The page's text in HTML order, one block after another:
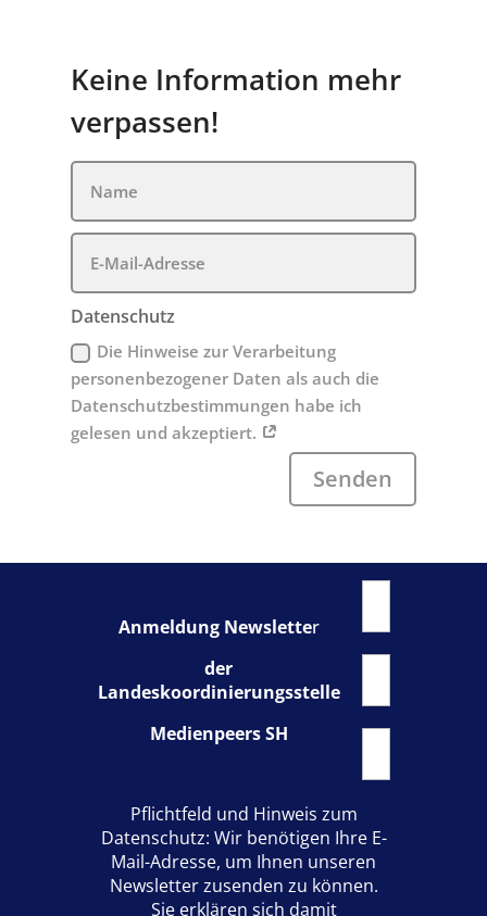
Keine Information mehr
verpassen!
Datenschutz
Die Hinweise zur Verarbeitung
personenbezogener Daten als auch die
Datenschutzbestimmungen habe ich
gelesen und akzeptiert.
Senden
Anmeldung Newsletter
der
Landeskoordinierungsstelle
Medienpeers SH
Pflichtfeld und Hinweis zum
Datenschutz: Wir benötigen Ihre E-
Mail-Adresse, um Ihnen unseren
Newsletter zusenden zu können.
Sie erklären sich damit